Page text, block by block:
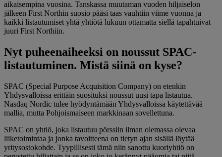
aikaisempina vuosina. Tanskassa muutaman vuoden hiljaiselon
jälkeen First Northin suosio pääsi taas vauhtiin viime vuonna ja
kaikki listautumiset yhtä yhtiötä lukuun ottamatta siellä tapahtuivat
juuri First Northiin.
Nyt puheenaiheeksi on noussut SPAC-
listautuminen. Mistä siinä on kyse?
SPAC (Special Purpose Acquisition Company) on etenkin
Yhdysvalloissa erittäin suosituksi noussut uusi tapa listautua.
Nasdaq Nordic tulee hyödyntämään Yhdysvalloissa käytettävää
mallia, mutta Pohjoismaiseen markkinaan sovellettuna.
SPAC on yhtiö, joka listautuu pörssiin ilman olemassa olevaa
liiketoimintaa ja jonka tavoitteena on tietyn ajan sisällä löytää
yritysostokohde. Tyypillisesti tämä niin sanottu kuoriyhtiö on